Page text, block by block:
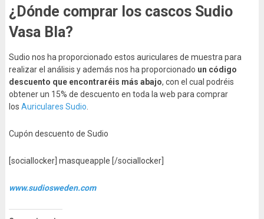
¿Dónde comprar los cascos Sudio
Vasa Bla?
Sudio nos ha proporcionado estos auriculares de muestra para
realizar el análisis y además nos ha proporcionado un código
descuento que encontraréis más abajo, con el cual podréis
obtener un 15% de descuento en toda la web para comprar
los Auriculares Sudio
Cupón descuento de Sudio
[sociallocker] masqueapple [/sociallocker]
www.sudiosweden.com